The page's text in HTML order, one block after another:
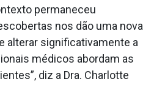
permaneceu
nos dão uma nova
alterar significativamente a
médicos abordam as
diz a Dra. Charlotte